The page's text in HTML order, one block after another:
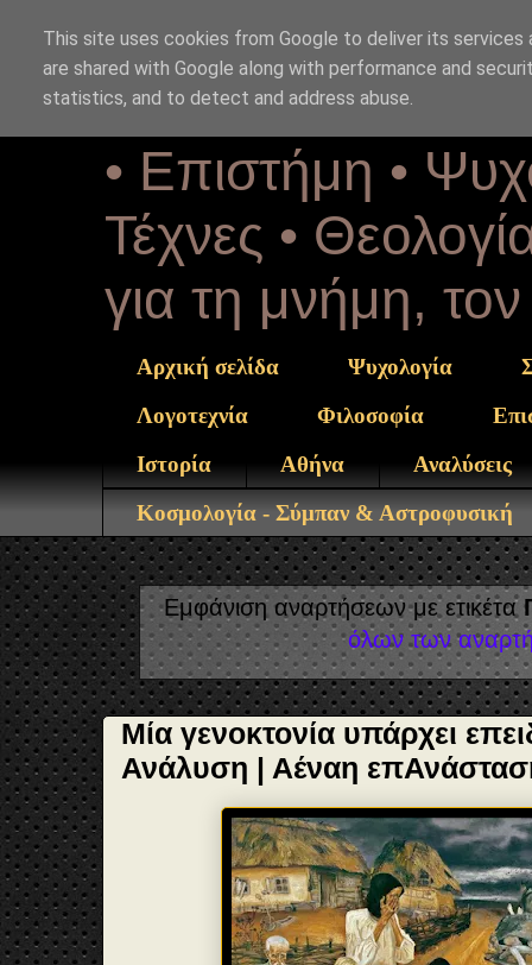
Αέναη
• Επιστήμη •
Τέχνες •
για τη μνήμη,
Αρχική σελίδα Ψυχολογία
Λογοτεχνία
Φιλοσοφία
Ιστορία
Αθήνα
Αναλύσεις
Κοσμολογία - Σύμπαν & Αστροφυσική
Εμφάνιση αναρτήσεων με ετικέτα
όλων των
Μία γενοκτονία υπάρχει
Ανάλυση | Αέναη
This site uses cookies from Google to deliver its
are shared with Google along with performance and
statistics, and to detect and address abuse.